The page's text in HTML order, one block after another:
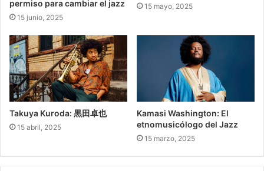
permiso para cambiar el jazz
15 junio, 2025
15 mayo, 2025
Takuya Kuroda: 黒田卓也
15 abril, 2025
Kamasi Washington: El
etnomusicólogo del Jazz
15 marzo, 2025